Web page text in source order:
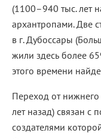
(1100–940 тыс. лет
архантропами. Две
в г. Дубоссары
жили здесь более
этого времени
Переход от
лет назад) связан с
создателями